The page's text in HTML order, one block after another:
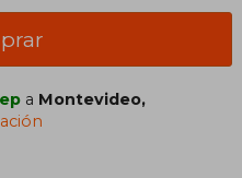
a Montevideo,